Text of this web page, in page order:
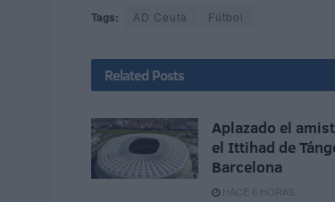
Tags: AD Ceuta Fútbol
Related Posts
Aplazado el
el Ittihad de
Barcelona
HACE 6 HORAS